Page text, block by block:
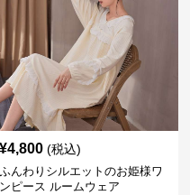
¥4,800 (税込)
ふんわりシルエットのお姫様ワ
ンピース ルームウェア